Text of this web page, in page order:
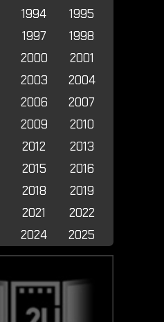
1994
1995
1997
1998
2000
2001
2003
2004
2006
2007
2009
2010
2012
2013
2015
2016
2018
2019
2021
2022
2024 2025